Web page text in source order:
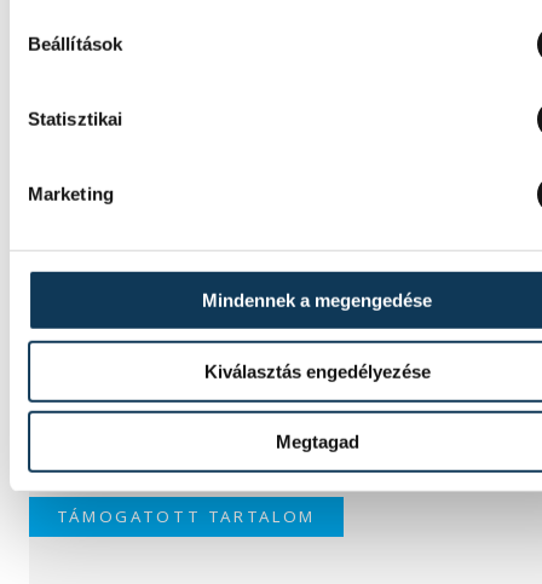
Beállítások
Statisztikai
Marketing
Mindennek a megengedése
Kiválasztás engedélyezése
Megtagad
célkitűzés a Bajnokok Ligája
idénynek a One Veszprém férfi
kézilabdacsapata. A klub péntek délutáni
szezonnyitó sajtótájékoztatóján dr. Bartha
vezérigazgató kijelentette: a jubileumi
a hazai címek begyűjtése mellett a
Ligája négyes döntőjébe jutás is
TÁMOGATOTT TARTALOM